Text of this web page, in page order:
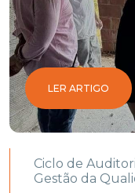
LER ARTIGO
Ciclo de
Gestão da